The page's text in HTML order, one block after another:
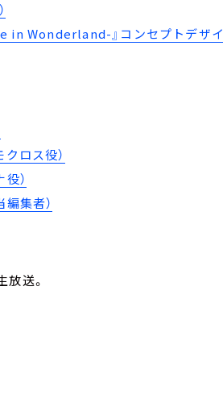
in Wonderland-』コンセプトデザイ
ロス役）
）
集者）
送。